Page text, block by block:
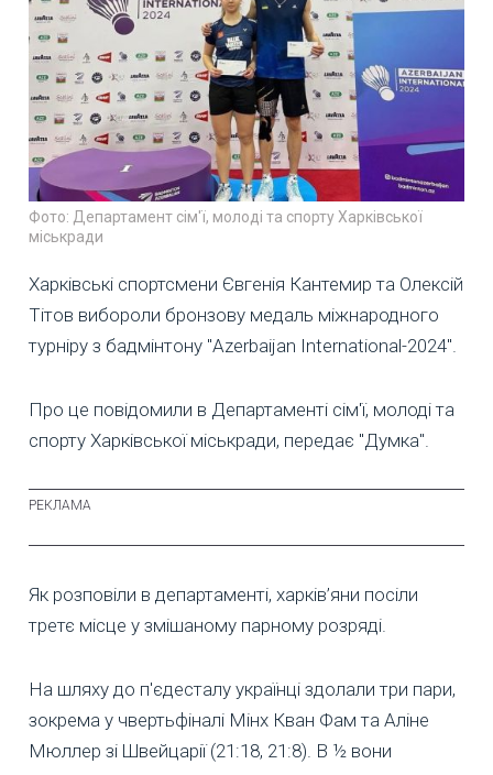
Фото: Департамент сім'ї, молоді та спорту Харківської
міськради
Харківські спортсмени Євгенія Кантемир та Олексій
Тітов вибороли бронзову медаль міжнародного
турніру з бадмінтону "Azerbaijan International-2024".
Про це повідомили в Департаменті сім'ї, молоді та
спорту Харківської міськради, передає "Думка".
Як розповіли в департаменті, харків’яни посіли
третє місце у змішаному парному розряді.
На шляху до п'єдесталу українці здолали три пари,
зокрема у чвертьфіналі Мінх Кван Фам та Аліне
Мюллер зі Швейцарії (21:18, 21:8). В ½ вони